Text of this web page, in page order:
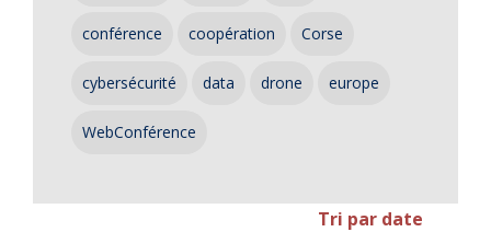
conférence coopération Corse
cybersécurité data drone europe
WebConférence
Tri par date